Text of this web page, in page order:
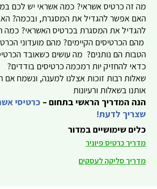
מה זה כרטיס אשראי? כמה אשראי יש לכם
האם אפשר להגדיל את המסגרת, ובכמה?
להגדיל את המסגרת בכרטיס האשראי? כמה
מהם הכרטיסים הקיימים? מהם מועדוני
הטבות הם נותנים? מה עושים כשאובד
כדאי להחזיק יות רמכמה כרטיסים בודדים?
שאלות רבות זוכות אצלנו למענה, ונשמח אם
אותנו בשאלות ורעיונות
הנה המדריך הראשי בתחום – כרטיסי
שצריך לדעת!
כלים שימושיים במדור
מדריך כרטיס פיוניר
מדריך סליקה לעסקים